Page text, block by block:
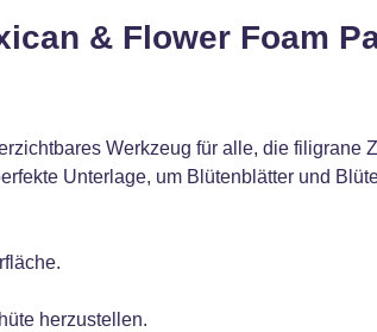
& Flower Foam
Werkzeug für alle, die
Unterlage, um Blütenblätter und
herzustellen.